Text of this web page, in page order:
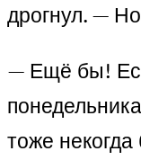
дрогнул. —
— Ещё бы!
тоже